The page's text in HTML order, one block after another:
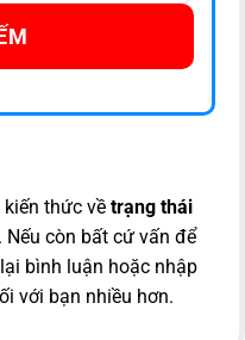
thức về trạng thái
còn bất cứ vấn để
bình luận hoặc nhập
với bạn nhiều hơn.